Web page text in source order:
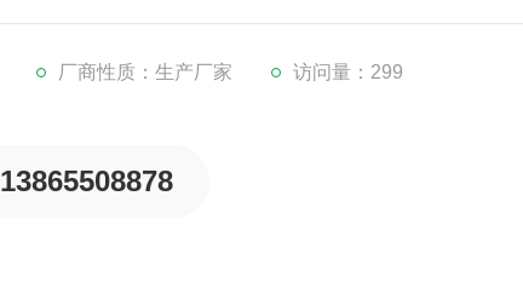
厂商性质：生产厂家 访问量：299
13865508878